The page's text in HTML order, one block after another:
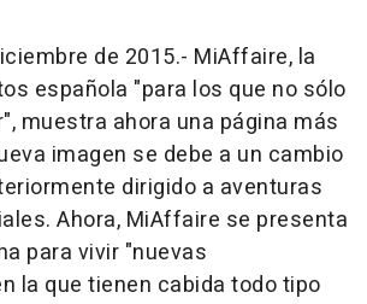
de 2015.- MiAffaire, la
española "para los que no sólo
muestra ahora una página más
imagen se debe a un cambio
dirigido a aventuras
Ahora, MiAffaire se presenta
para vivir "nuevas
la que tienen cabida todo tipo